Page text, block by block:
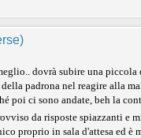
dovrà subire una
padrona nel reagire alla
poi ci sono andate, beh la
da risposte spiazzanti e
proprio in sala d'attesa ed